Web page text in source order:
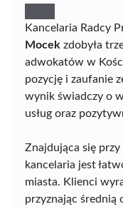
Kancelaria Radcy
Mocek zdobyła
adwokatów w
pozycję i zaufanie
wynik świadczy o
usług oraz
Znajdująca się
kancelaria jest
miasta. Klienci
przyznając średnią